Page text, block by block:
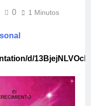
0 1 Minutos
d/